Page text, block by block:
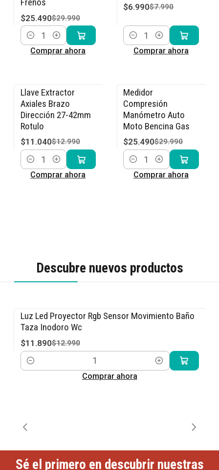
Frenos
$25.490$29.990
Cantidad
Comprar ahora
$6.990$7.990
Cantidad
Comprar ahora
-15% OFF
Llave Extractor
Axiales Brazo
Dirección 27-42mm
Rotulo
$11.040$12.990
Cantidad
Comprar ahora
-15% OFF
Medidor
Compresión
Manómetro Auto
Moto Bencina Gas
$25.490$29.990
Cantidad
Comprar ahora
Descubre nuevos productos
-8% OFF
Luz Led Proyector Rgb Sensor Movimiento Baño
Taza Inodoro Wc
$11.890$12.990
Cantidad
Comprar ahora
Sé el primero en descubrir nuestras